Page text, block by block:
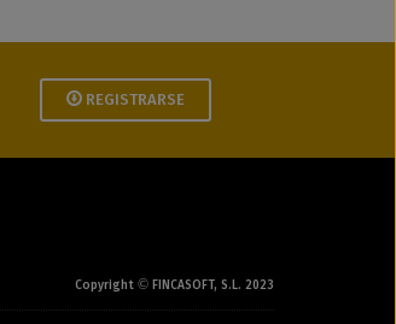
REGISTRARSE
Copyright© FINCASOFT, S.L. 2023